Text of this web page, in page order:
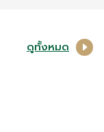
ดูทั้งหมด